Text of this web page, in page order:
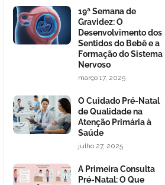
19ª Semana de
Gravidez: O
Desenvolvimento dos
Sentidos do Bebê e a
Formação do Sistema
Nervoso
março 17, 2025
O Cuidado Pré-Natal
de Qualidade na
Atenção Primária à
Saúde
julho 27, 2025
A Primeira Consulta
Pré-Natal: O Que